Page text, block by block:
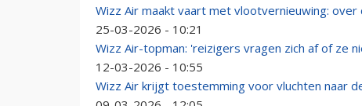
Wizz Air maakt vaart met vlootvernieuwing:
25-03-2026 - 10:21
Wizz Air-topman: 'reizigers vragen zich af of ze
12-03-2026 - 10:55
Wizz Air krijgt toestemming voor vluchten naar